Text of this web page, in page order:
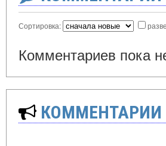
Сортировка:
Комментариев пока
КОММЕНТАРИИ